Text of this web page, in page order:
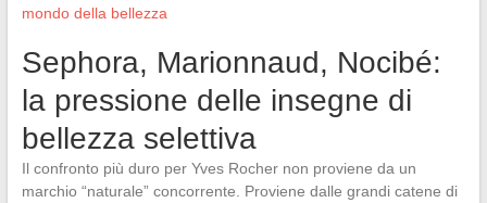
mondo della bellezza
Sephora, Marionnaud, Nocibé:
la pressione delle insegne di
bellezza selettiva
Il confronto più duro per Yves Rocher non proviene da un
marchio “naturale” concorrente. Proviene dalle grandi catene di